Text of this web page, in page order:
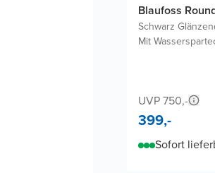
Blaufoss
Schwarz
Mit
UVP 750,-
399,-
Sofort